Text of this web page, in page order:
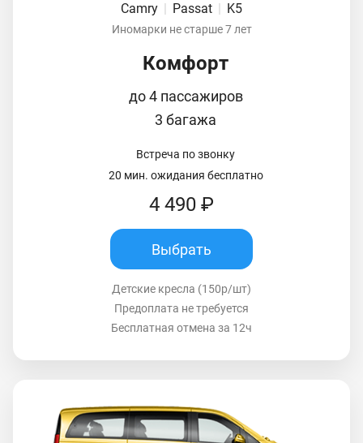
Camry Passat K5
Иномарки не старше 7 лет
Комфорт
до 4 пассажиров
3 багажа
Встреча по звонку
20 мин. ожидания бесплатно
4 490 ₽
Выбрать
Детские кресла (150р/шт)
Предоплата не требуется
Бесплатная отмена за 12ч